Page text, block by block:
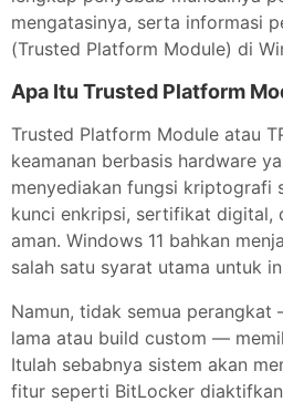
mengatasinya, serta informasi
(Trusted Platform Module) di
Apa Itu Trusted Platform
Trusted Platform Module atau
keamanan berbasis hardware
menyediakan fungsi kriptografi
kunci enkripsi, sertifikat digital,
aman. Windows 11 bahkan
salah satu syarat utama untuk
Namun, tidak semua
lama atau build custom —
Itulah sebabnya sistem akan
fitur seperti BitLocker